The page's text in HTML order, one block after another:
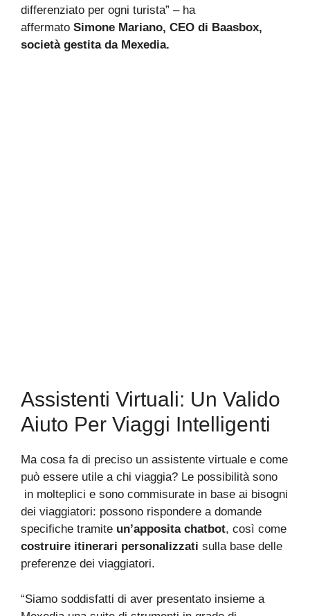
differenziato per ogni turista” – ha
affermato Simone Mariano, CEO di Baasbox,
società gestita da Mexedia.
Assistenti Virtuali: Un Valido
Aiuto Per Viaggi Intelligenti
Ma cosa fa di preciso un assistente virtuale e come
può essere utile a chi viaggia? Le possibilità sono
in molteplici e sono commisurate in base ai bisogni
dei viaggiatori: possono rispondere a domande
specifiche tramite un’apposita chatbot, così come
costruire itinerari personalizzati sulla base delle
preferenze dei viaggiatori.
“Siamo soddisfatti di aver presentato insieme a